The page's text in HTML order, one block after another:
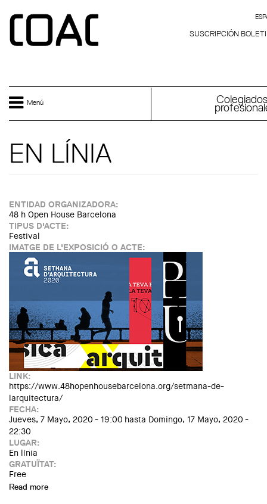
SUSCRIPCIÓN
Menú
EN LÍNIA
ENTIDAD ORGANIZADORA:
48 h Open House Barcelona
TIPUS D'ACTE:
Festival
IMATGE DE L'EXPOSICIÓ O ACTE:
LINK:
https://www.48hopenhousebarcelona.org/setmana-de-
larquitectura/
FECHA:
Jueves, 7 Mayo, 2020 - 19:00 hasta Domingo, 17 Mayo, 2020 -
22:30
LUGAR:
En línia
GRATUÏTAT:
Free
Read more